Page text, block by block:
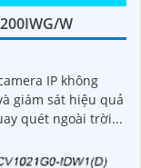
W
IP không
sắc nét. Có thể quay quét ngoài trời...